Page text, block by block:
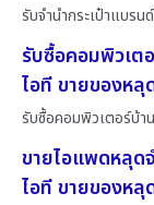
รับจำนำกระเป๋าแบร
รับซื้อคอมพิวเต
ไอที ขายของห
รับซื้อคอมพิวเตอร์บ้า
ขายไอแพดหลุด
ไอที ขายของห